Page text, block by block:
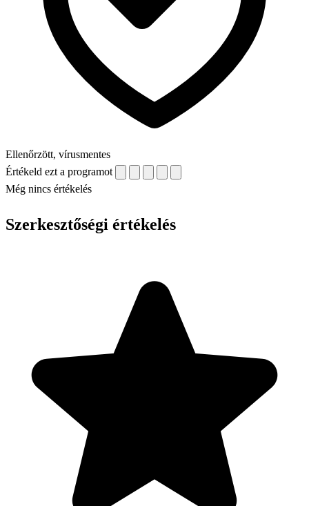
Ellenőrzött, vírusmentes
Értékeld ezt a programot
Még nincs értékelés
Szerkesztőségi értékelés